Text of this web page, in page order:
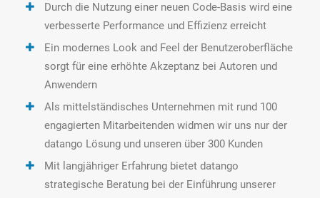
Durch die Nutzung einer neuen Code-Basis wird eine
verbesserte Performance und Effizienz erreicht
Ein modernes Look and Feel der Benutzeroberfläche
sorgt für eine erhöhte Akzeptanz bei Autoren und
Anwendern
Als mittelständisches Unternehmen mit rund 100
engagierten Mitarbeitenden widmen wir uns nur der
datango Lösung und unseren über 300 Kunden
Mit langjähriger Erfahrung bietet datango
strategische Beratung bei der Einführung unserer